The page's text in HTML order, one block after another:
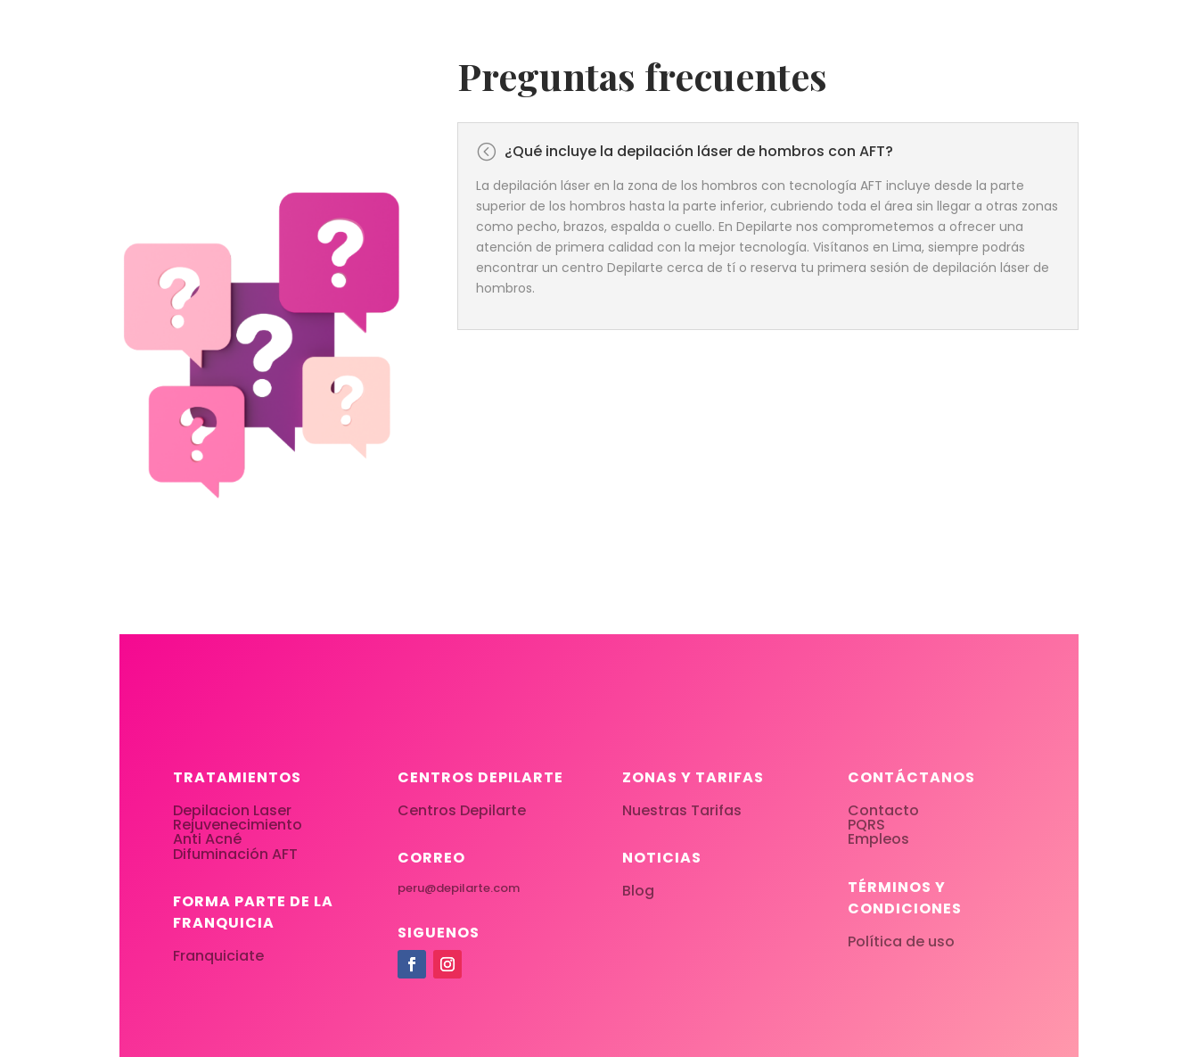
Preguntas frecuentes
< ¿Qué incluye la depilación láser de hombros con AFT?
La depilación láser en la zona de los hombros con tecnología AFT incluye desde la parte
superior de los hombros hasta la parte inferior, cubriendo toda el área sin llegar a otras zonas
como pecho, brazos, espalda o cuello. En Depilarte nos comprometemos a ofrecer una
atención de primera calidad con la mejor tecnología. Visítanos en Lima, siempre podrás
encontrar un centro Depilarte cerca de tí o reserva tu primera sesión de depilación láser de
hombros.
TRATAMIENTOS
Depilacion Laser
Rejuvenecimiento
Anti Acné
Difuminación AFT
FORMA PARTE DE LA
FRANQUICIA
Franquiciate
CENTROS DEPILARTE
Centros Depilarte
CORREO
peru@depilarte.com
SIGUENOS
ZONAS Y TARIFAS
Nuestras Tarifas
NOTICIAS
Blog
CONTÁCTANOS
Contacto
PQRS
Empleos
TÉRMINOS Y
CONDICIONES
Política de uso